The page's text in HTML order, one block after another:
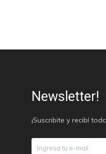
Newsletter!
¡Suscribite y recibí